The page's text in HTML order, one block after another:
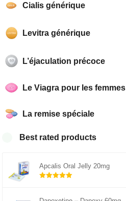
Cialis générique
Levitra générique
L’éjaculation précoce
Le Viagra pour les femmes
La remise spéciale
Best rated products
Apcalis Oral Jelly 20mg